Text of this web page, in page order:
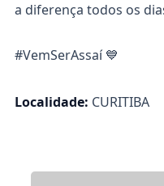
a diferença todos os
#VemSerAssaí 💙
Localidade: CURITIBA